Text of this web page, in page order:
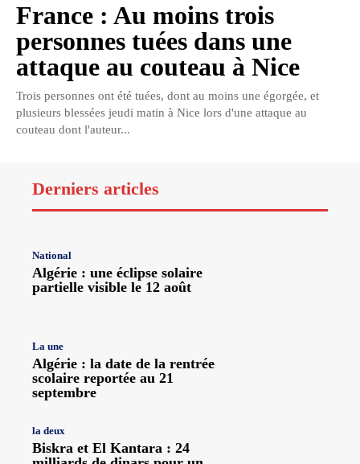
France : Au moins trois
personnes tuées dans une
attaque au couteau à Nice
Trois personnes ont été tuées, dont au moins une égorgée, et
plusieurs blessées jeudi matin à Nice lors d'une attaque au
couteau dont l'auteur...
Derniers articles
National
Algérie : une éclipse solaire
partielle visible le 12 août
La une
Algérie : la date de la rentrée
scolaire reportée au 21
septembre
la deux
Biskra et El Kantara : 24